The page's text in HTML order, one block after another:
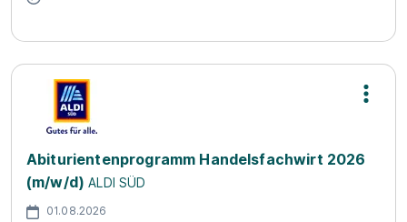
Abiturientenprogramm Handelsfachwirt 2026
(m/w/d) ALDI SÜD
01.08.2026